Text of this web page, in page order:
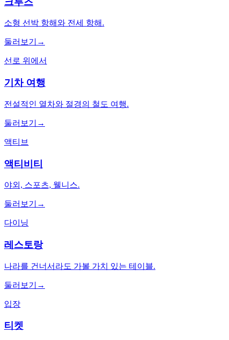
소형 선박 항해와 전세 항해.
둘러보기 →
선로 위에서
기차 여행
전설적인 열차와 절경의 철도 여행.
둘러보기 →
액티브
액티비티
야외, 스포츠, 웰니스.
둘러보기 →
다이닝
레스토랑
나라를 건너서라도 가볼 가치 있는 테이블.
둘러보기 →
입장
티켓